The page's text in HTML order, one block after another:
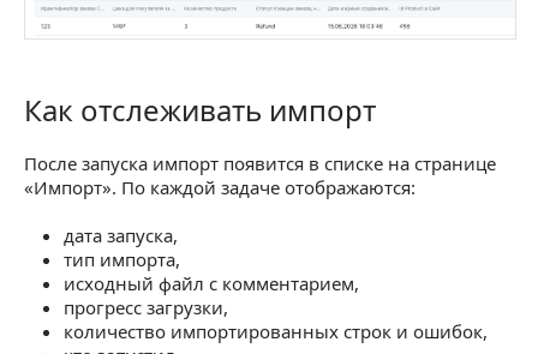
Как отслеживать импорт
Как отслеживать импорт
После запуска импорт появится в списке на странице
«Импорт». По каждой задаче отображаются:
дата запуска,
тип импорта,
исходный файл с комментарием,
прогресс загрузки,
количество импортированных строк и ошибок,